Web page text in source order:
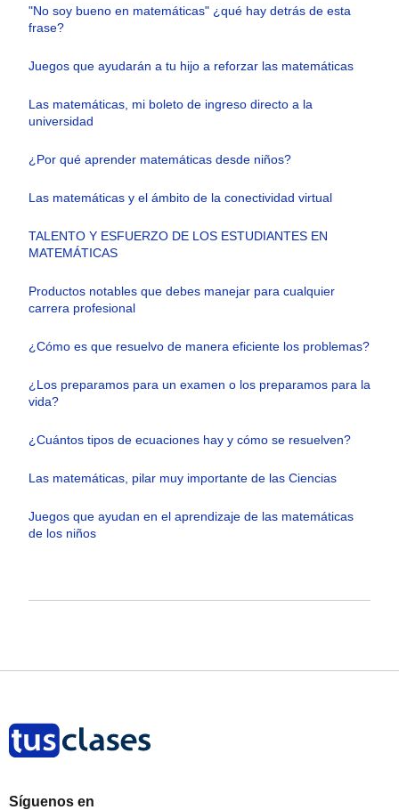
"No soy bueno en matemáticas" ¿qué hay detrás de esta
frase?
Juegos que ayudarán a tu hijo a reforzar las matemáticas
Las matemáticas, mi boleto de ingreso directo a la
universidad
¿Por qué aprender matemáticas desde niños?
Las matemáticas y el ámbito de la conectividad virtual
TALENTO Y ESFUERZO DE LOS ESTUDIANTES EN
MATEMÁTICAS
Productos notables que debes manejar para cualquier
carrera profesional
¿Cómo es que resuelvo de manera eficiente los problemas?
¿Los preparamos para un examen o los preparamos para la
vida?
¿Cuántos tipos de ecuaciones hay y cómo se resuelven?
Las matemáticas, pilar muy importante de las Ciencias
Juegos que ayudan en el aprendizaje de las matemáticas
de los niños
Síguenos en